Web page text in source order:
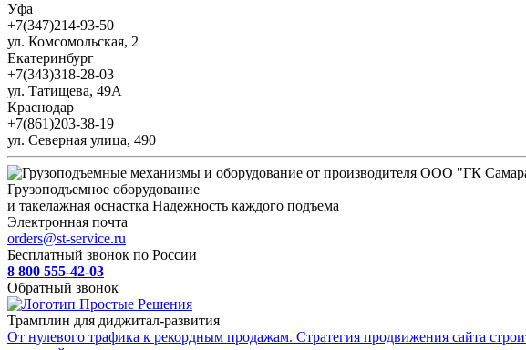
Уфа
+7(347)214-93-50
ул. Комсомольская, 2
Екатеринбург
+7(343)318-28-03
ул. Татищева, 49А
Краснодар
+7(861)203-38-19
ул. Северная улица, 490
Грузоподъемное оборудование
и такелажная оснастка Надежность каждого подъема
Электронная почта
orders@st-service.ru
Бесплатный звонок по России
8 800 555-42-03
Обратный звонок
Трамплин для диджитал-развития
От нулевого трафика к рекордным продажам. Стратегия продвижения сайта